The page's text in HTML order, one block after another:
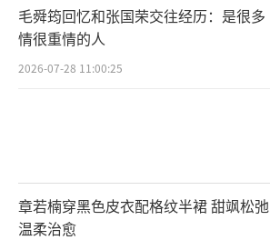
毛舜筠回忆和张国荣交往经历：是很多
情很重情的人
2026-07-28 11:00:25
章若楠穿黑色皮衣配格纹半裙 甜飒松弛
温柔治愈